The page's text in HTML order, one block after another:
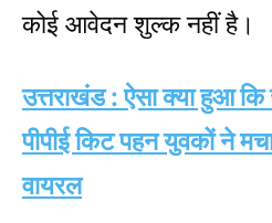
कोई आवेदन शुल्‍क नहीं है।
उत्तराखंड : ऐसा क्या हुआ कि
पीपीई किट पहन युवकों ने
वायरल